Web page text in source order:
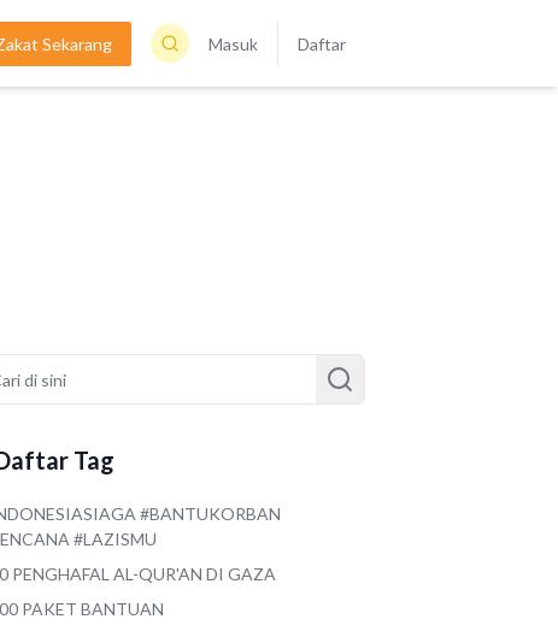
Sekarang Masuk Daftar
Tag
#BANTUKORBAN
#LAZISMU
PENGHAFAL AL-QUR'AN DI GAZA
PAKET BANTUAN